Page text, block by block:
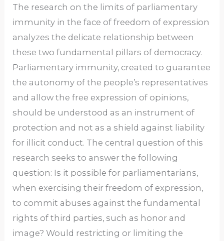
The research on the limits of parliamentary
immunity in the face of freedom of expression
analyzes the delicate relationship between
these two fundamental pillars of democracy.
Parliamentary immunity, created to guarantee
the autonomy of the people’s representatives
and allow the free expression of opinions,
should be understood as an instrument of
protection and not as a shield against liability
for illicit conduct. The central question of this
research seeks to answer the following
question: Is it possible for parliamentarians,
when exercising their freedom of expression,
to commit abuses against the fundamental
rights of third parties, such as honor and
image? Would restricting or limiting the